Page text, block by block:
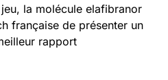
la molécule elafibranor
française de présenter un
rapport